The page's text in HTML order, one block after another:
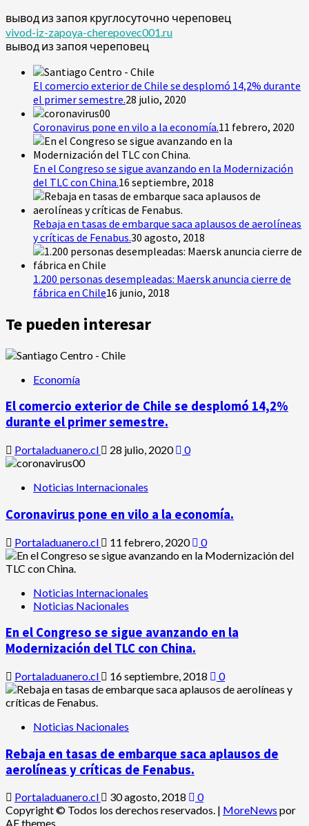
вывод из запоя круглосуточно череповец
vivod-iz-zapoya-cherepovec001.ru
вывод из запоя череповец
El comercio exterior de Chile se desplomó 14,2% durante
el primer semestre.28 julio, 2020
Coronavirus pone en vilo a la economía.11 febrero, 2020
En el Congreso se sigue avanzando en la Modernización
del TLC con China.16 septiembre, 2018
Rebaja en tasas de embarque saca aplausos de aerolíneas
y críticas de Fenabus.30 agosto, 2018
1.200 personas desempleadas: Maersk anuncia cierre de
fábrica en Chile16 junio, 2018
Te pueden interesar
Economía
El comercio exterior de Chile se desplomó 14,2%
durante el primer semestre.
Portaladuanero.cl 28 julio, 2020 0
Noticias Internacionales
Coronavirus pone en vilo a la economía.
Portaladuanero.cl 11 febrero, 2020 0
Noticias Internacionales
Noticias Nacionales
En el Congreso se sigue avanzando en la
Modernización del TLC con China.
Portaladuanero.cl 16 septiembre, 2018 0
Noticias Nacionales
Rebaja en tasas de embarque saca aplausos de
aerolíneas y críticas de Fenabus.
Portaladuanero.cl 30 agosto, 2018
0
Copyright © Todos los derechos reservados. | MoreNews por
AF themes.